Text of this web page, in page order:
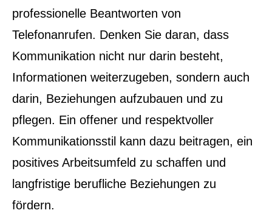
professionelle Beantworten von
Telefonanrufen. Denken Sie daran, dass
Kommunikation nicht nur darin besteht,
Informationen weiterzugeben, sondern auch
darin, Beziehungen aufzubauen und zu
pflegen. Ein offener und respektvoller
Kommunikationsstil kann dazu beitragen, ein
positives Arbeitsumfeld zu schaffen und
langfristige berufliche Beziehungen zu
fördern.